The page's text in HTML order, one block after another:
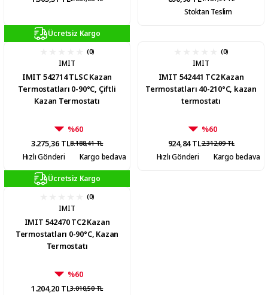
Stoktan Teslim
Ücretsiz Kargo
(0)
IMIT
IMIT 542714 TLSC Kazan
Termostatları 0-90°C, Çiftli
Kazan Termostatı
%60
3.275,36 TL8.188,41 TL
Hızlı Gönderi Kargo bedava
(0)
IMIT
IMIT 542441 TC2 Kazan
Termostatları 40-210°C, kazan
termostatı
%60
924,84 TL2.312,09 TL
Hızlı Gönderi Kargo bedava
Ücretsiz Kargo
(0)
IMIT
IMIT 542470 TC2 Kazan
Termostatları 0-90°C, Kazan
Termostatı
%60
1.204,20 TL3.010,50 TL